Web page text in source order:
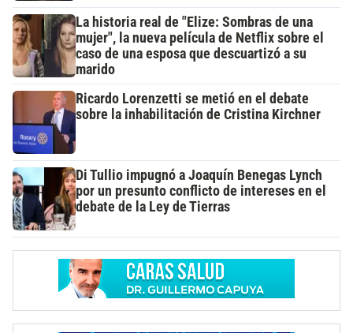
La historia real de "Elize: Sombras de una
mujer", la nueva película de Netflix sobre el
caso de una esposa que descuartizó a su
marido
Ricardo Lorenzetti se metió en el debate
sobre la inhabilitación de Cristina Kirchner
Di Tullio impugnó a Joaquín Benegas Lynch
por un presunto conflicto de intereses en el
debate de la Ley de Tierras